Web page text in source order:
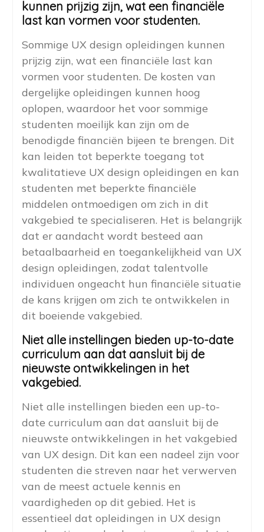
kunnen prijzig zijn, wat een financiële
last kan vormen voor studenten.
Sommige UX design opleidingen kunnen
prijzig zijn, wat een financiële last kan
vormen voor studenten. De kosten van
dergelijke opleidingen kunnen hoog
oplopen, waardoor het voor sommige
studenten moeilijk kan zijn om de
benodigde financiën bijeen te brengen. Dit
kan leiden tot beperkte toegang tot
kwalitatieve UX design opleidingen en kan
studenten met beperkte financiële
middelen ontmoedigen om zich in dit
vakgebied te specialiseren. Het is belangrijk
dat er aandacht wordt besteed aan
betaalbaarheid en toegankelijkheid van UX
design opleidingen, zodat talentvolle
individuen ongeacht hun financiële situatie
de kans krijgen om zich te ontwikkelen in
dit boeiende vakgebied.
Niet alle instellingen bieden up-to-date
curriculum aan dat aansluit bij de
nieuwste ontwikkelingen in het
vakgebied.
Niet alle instellingen bieden een up-to-
date curriculum aan dat aansluit bij de
nieuwste ontwikkelingen in het vakgebied
van UX design. Dit kan een nadeel zijn voor
studenten die streven naar het verwerven
van de meest actuele kennis en
vaardigheden op dit gebied. Het is
essentieel dat opleidingen in UX design